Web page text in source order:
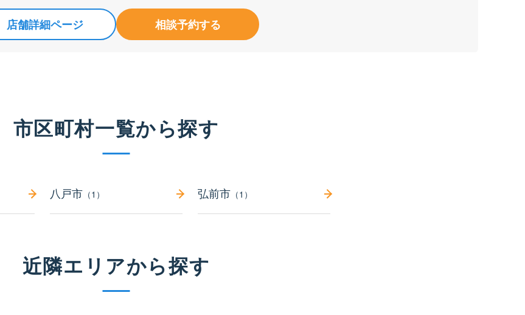
店舗詳細ページ 相談予約する
市区町村一覧から探す
八戸市 （1） 弘前市 （1）
近隣エリアから探す